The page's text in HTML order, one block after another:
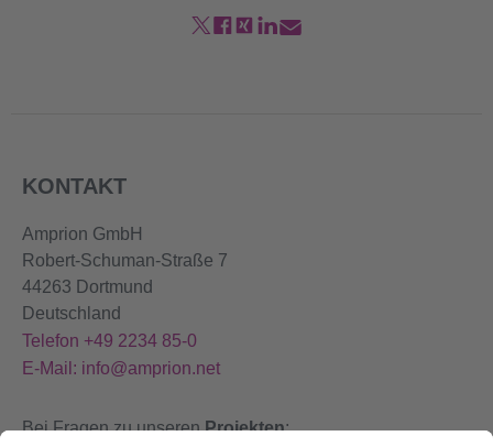
KONTAKT
Amprion GmbH
Robert-Schuman-Straße 7
44263 Dortmund
Deutschland
Telefon +49 2234 85-0
E-Mail: info@amprion.net
Bei Fragen zu unserenProjekten: